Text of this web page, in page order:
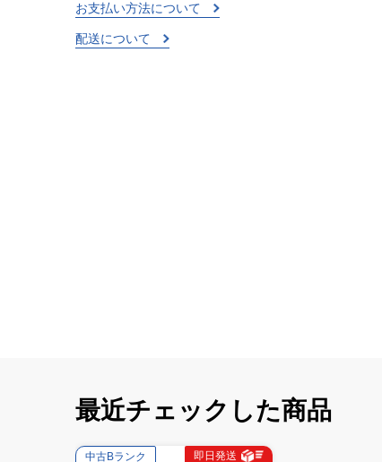
お支払い方法について
配送について
最近チェックした商品
中古Bランク 即日発送